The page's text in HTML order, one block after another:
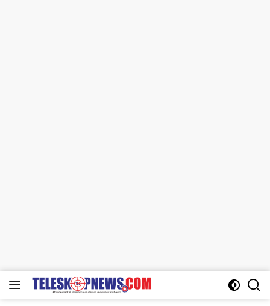
Langsung